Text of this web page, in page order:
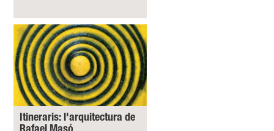
Itineraris: l'arquitectura de